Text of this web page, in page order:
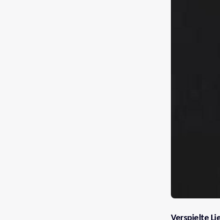
Verspielte